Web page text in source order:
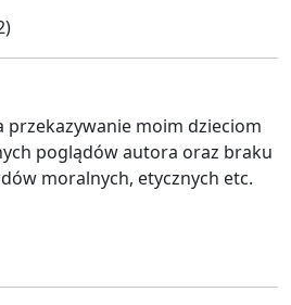
przekazywanie moim dzieciom
poglądów autora oraz braku
moralnych, etycznych etc.